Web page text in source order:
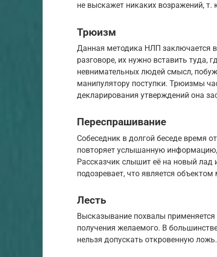
не выскажет никаких возражений,
Трюизм
Данная методика НЛП заключается
разговоре, их нужно вставить туда,
невнимательных людей смысл,
манипулятору поступки. Трюизмы
декларирования утверждений она
Переспрашивание
Собеседник в долгой беседе время
повторяет услышанную
Рассказчик слышит её на новый лад
подозревает, что является
Лесть
Высказывание похвалы
получения желаемого. В
нельзя допускать откровенную ложь.